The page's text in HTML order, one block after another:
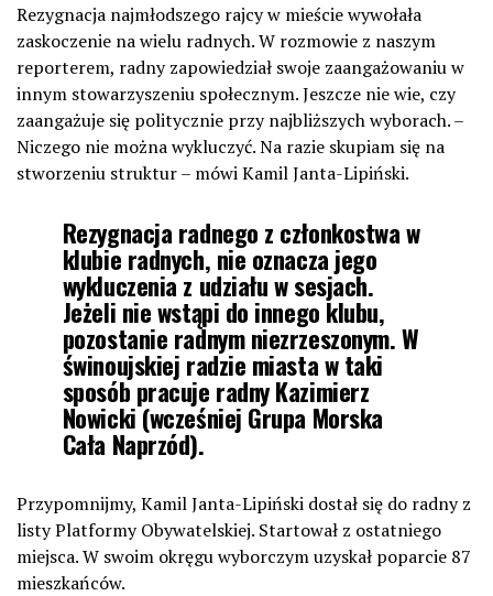
Rezygnacja najmłodszego rajcy w mieście wywołała
zaskoczenie na wielu radnych. W rozmowie z naszym
reporterem, radny zapowiedział swoje zaangażowaniu w
innym stowarzyszeniu społecznym. Jeszcze nie wie, czy
zaangażuje się politycznie przy najbliższych wyborach. –
Niczego nie można wykluczyć. Na razie skupiam się na
stworzeniu struktur – mówi Kamil Janta-Lipiński.
Rezygnacja radnego z członkostwa w
klubie radnych, nie oznacza jego
wykluczenia z udziału w sesjach.
Jeżeli nie wstąpi do innego klubu,
pozostanie radnym niezrzeszonym. W
świnoujskiej radzie miasta w taki
sposób pracuje radny Kazimierz
Nowicki (wcześniej Grupa Morska
Cała Naprzód).
Przypomnijmy, Kamil Janta-Lipiński dostał się do radny z
listy Platformy Obywatelskiej. Startował z ostatniego
miejsca. W swoim okręgu wyborczym uzyskał poparcie 87
mieszkańców.